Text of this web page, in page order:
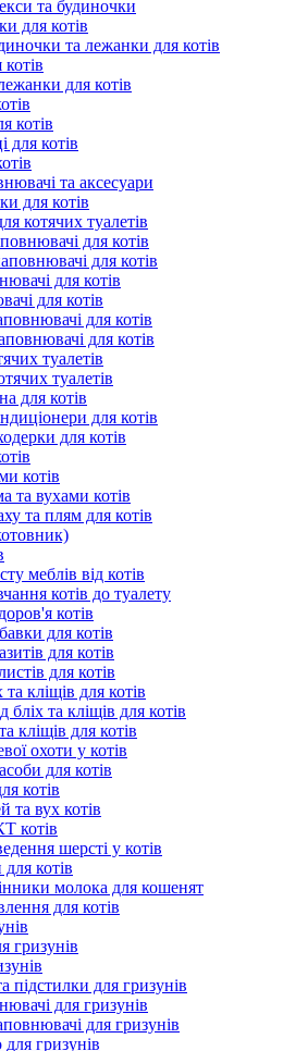
та будиночки
для котів
та лежанки для котів
для котів
котів
для котів
та аксесуари
для котів
котячих туалетів
для котів
для котів
для котів
для котів
для котів
для котів
туалетів
туалетів
для котів
для котів
для котів
котів
та вухами котів
та плям для котів
меблів від котів
котів до туалету
котів
для котів
для котів
для котів
та кліщів для котів
та кліщів для котів
кліщів для котів
охоти у котів
для котів
котів
та вух котів
котів
шерсті у котів
котів
молока для кошенят
для котів
гризунів
підстилки для гризунів
для гризунів
для гризунів
гризунів